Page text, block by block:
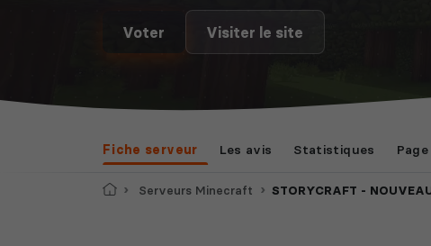
Voter Visiter le site
Fiche serveur Les avis Statistiques
AccueilServeurs Minecraft STORYCRAFT - NOUVEAU